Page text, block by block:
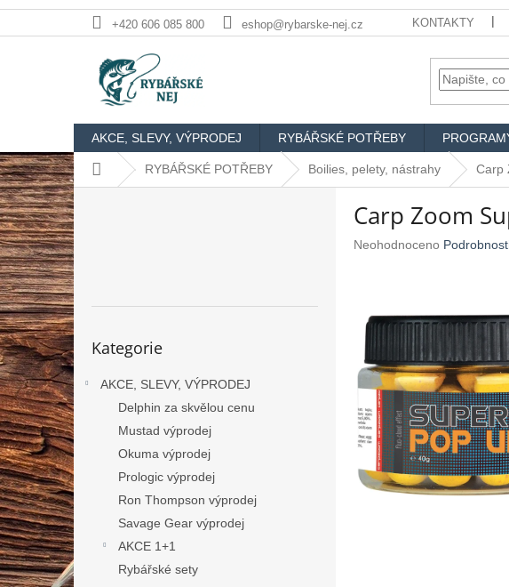
+420 606 085 800 eshop@rybarske-nej.cz KONTAKTY
AKCE, SLEVY, VÝPRODEJ RYBÁŘSKÉ POTŘEBY
Domů RYBÁŘSKÉ POTŘEBY Boilies, pelety, nástrahy Carp
P
o
s
t
r
a
n
n
í
p
a
n
e
l
kategorie
Kategorie
AKCE, SLEVY, VÝPRODEJ
Delphin za skvělou cenu
Mustad výprodej
Okuma výprodej
Prologic výprodej
Ron Thompson výprodej
Savage Gear výprodej
AKCE 1+1
Rybářské sety
Carp Zoom
Průměrné
hvězdiček.
Neohodnoceno